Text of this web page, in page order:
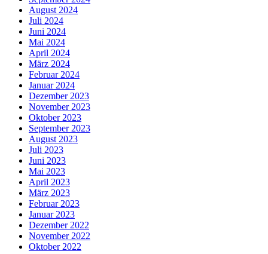
August 2024
Juli 2024
Juni 2024
Mai 2024
April 2024
März 2024
Februar 2024
Januar 2024
Dezember 2023
November 2023
Oktober 2023
September 2023
August 2023
Juli 2023
Juni 2023
Mai 2023
April 2023
März 2023
Februar 2023
Januar 2023
Dezember 2022
November 2022
Oktober 2022